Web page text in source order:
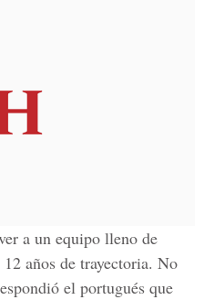
a un equipo lleno de
años de trayectoria. No
el portugués que